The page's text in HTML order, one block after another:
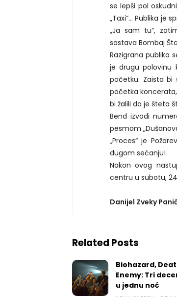
se lepši pol
„Taxi“... Publika je
„Ja sam tu“,
sastava Bombaj
Razigrana publika
je drugu polovinu
početku. Zaista bi
početka koncerata,
bi žalili da je šteta
Bend izvodi
pesmom
„Proces“ je
dugom sećanju!
Nakon ovog
centru u subotu,
Danijel Zveky
Related Posts
Biohazard,
Enemy: Tri
u jednu noć